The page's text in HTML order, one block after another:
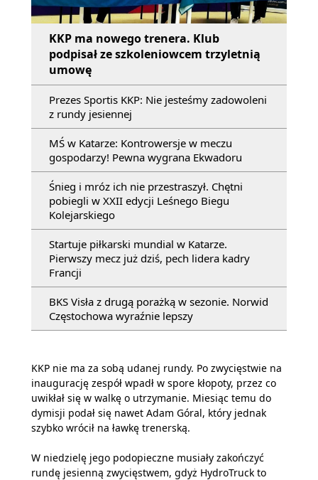
KKP ma nowego trenera. Klub
podpisał ze szkoleniowcem trzyletnią
umowę
Prezes Sportis KKP: Nie jesteśmy zadowoleni
z rundy jesiennej
MŚ w Katarze: Kontrowersje w meczu
gospodarzy! Pewna wygrana Ekwadoru
Śnieg i mróz ich nie przestraszył. Chętni
pobiegli w XXII edycji Leśnego Biegu
Kolejarskiego
Startuje piłkarski mundial w Katarze.
Pierwszy mecz już dziś, pech lidera kadry
Francji
BKS Visła z drugą porażką w sezonie. Norwid
Częstochowa wyraźnie lepszy
KKP nie ma za sobą udanej rundy. Po zwycięstwie na
inaugurację zespół wpadł w spore kłopoty, przez co
uwikłał się w walkę o utrzymanie. Miesiąc temu do
dymisji podał się nawet Adam Góral, który jednak
szybko wrócił na ławkę trenerską.
W niedzielę jego podopieczne musiały zakończyć
rundę jesienną zwycięstwem, gdyż HydroTruck to